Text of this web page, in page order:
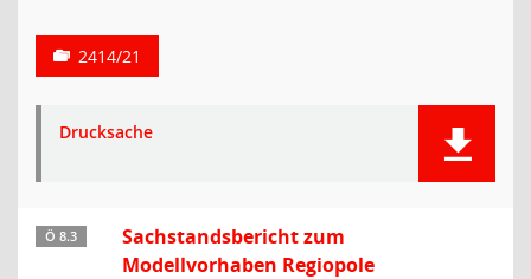
2414/21
Drucksache
Ö 8.3
Sachstandsbericht zum
Modellvorhaben Regiopole